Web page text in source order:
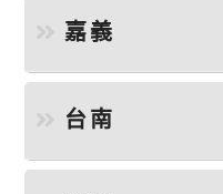
嘉義
台南